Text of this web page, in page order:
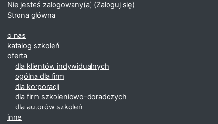
Nie jesteś zalogowany(a) (Zaloguj się)
Strona główna
o nas
katalog szkoleń
oferta
dla klientów indywidualnych
ogólna dla firm
dla korporacji
dla firm szkoleniowo-doradczych
dla autorów szkoleń
inne